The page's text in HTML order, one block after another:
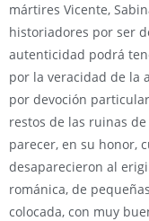
mártires Vicente,
historiadores por ser
autenticidad podrá
por la veracidad de la
por devoción
restos de las ruinas
parecer, en su honor,
desaparecieron al
románica, de
colocada, con muy